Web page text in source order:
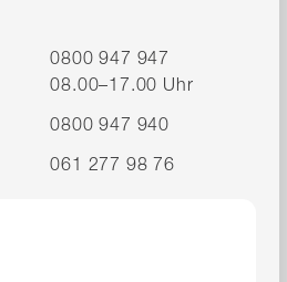
0800 947 947
08.00–17.00 Uhr
0800 947 940
061 277 98 76